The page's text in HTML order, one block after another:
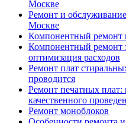
Москве
Ремонт и
Москве
Компонентный ремонт
Компонентный ремонт
оптимизация расходов
Ремонт плат
проводится
Ремонт печатных плат:
качественного
Ремонт моноблоков